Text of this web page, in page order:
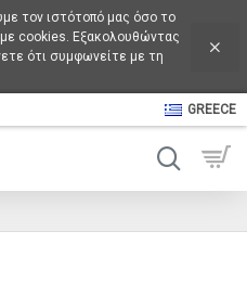
τον ιστότοπό μας όσο το
cookies. Εξακολουθώντας
ότι συμφωνείτε με τη
GREECE
0